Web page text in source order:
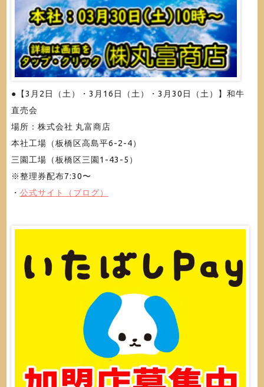
●【3月2日（土）・3月16日（土）・3月30日（土）】和牛
直売会
場所：株式会社 丸富商店
本社工場（板橋区高島平6-2-4）
三園工場（板橋区三園1-43-5）
※整理券配布7:30〜
・ 公式サイト（ブログ）